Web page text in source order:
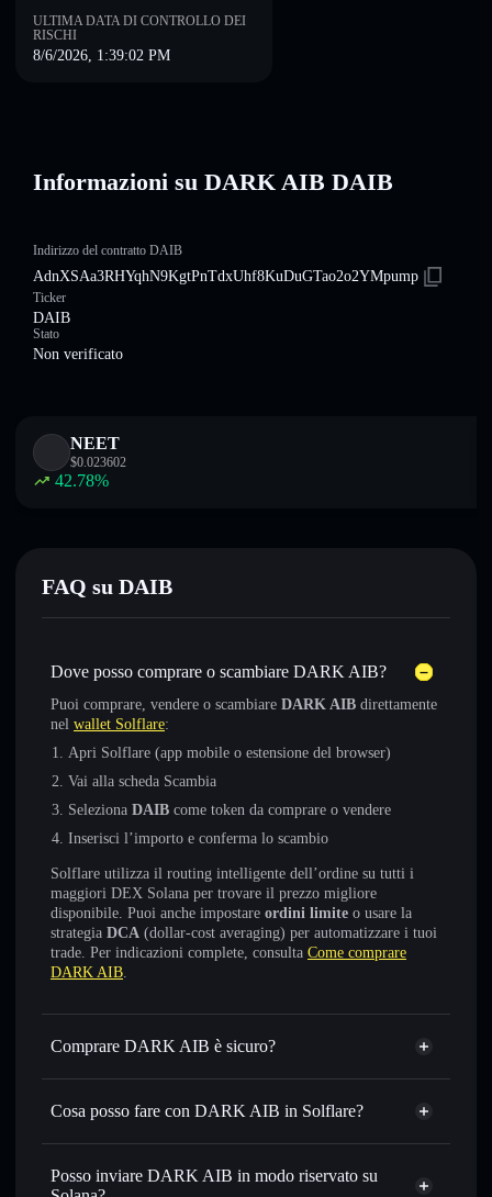
ULTIMA DATA DI CONTROLLO DEI
RISCHI
8/6/2026, 1:39:02 PM
Informazioni su DARK AIB DAIB
Indirizzo del contratto DAIB
AdnXSAa3RHYqhN9KgtPnTdxUhf8KuDuGTao2o2YMpump
Ticker
DAIB
Stato
Non verificato
NEET
$0.023602
42.78%
FAQ su DAIB
Dove posso comprare o scambiare DARK AIB?
Puoi comprare, vendere o scambiare DARK AIB direttamente
nel wallet Solflare:
Apri Solflare (app mobile o estensione del browser)
Vai alla scheda Scambia
Seleziona DAIB come token da comprare o vendere
Inserisci l’importo e conferma lo scambio
Solflare utilizza il routing intelligente dell’ordine su tutti i
maggiori DEX Solana per trovare il prezzo migliore
disponibile. Puoi anche impostare ordini limite o usare la
strategia DCA (dollar-cost averaging) per automatizzare i tuoi
trade. Per indicazioni complete, consulta Come comprare
DARK AIB.
Comprare DARK AIB è sicuro?
DARK AIB non è verificato
Cosa posso fare con DARK AIB in Solflare?
DARK AIB
wallet Solflare
Scambiare istantaneamente — scambia DAIB in SOL,
USDC o in migliaia di altri token Solana al prezzo migliore
Posso inviare DARK AIB in modo riservato su